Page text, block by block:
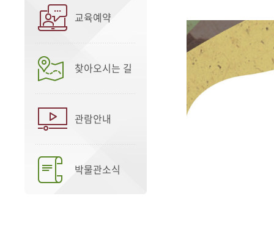
교육예약
찾아오시는 길
관람안내
박물관소식